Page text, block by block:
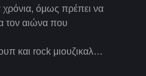
όμως πρέπει να
τον αιώνα που
και rock μιουζικαλ…